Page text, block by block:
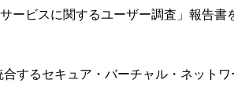
ービスに関するユーザー調査」報告
合するセキュア・バーチャル・ネット